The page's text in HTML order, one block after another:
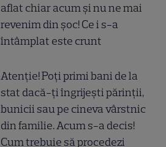
aflat chiar acum și nu ne mai
revenim din șoc! Ce i s-a
întâmplat este crunt
Atenție! Poți primi bani de la
stat dacă-ți îngrijești părinții,
bunicii sau pe cineva vârstnic
din familie. Acum s-a decis!
Cum trebuie să procedezi